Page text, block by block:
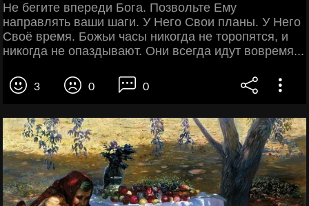
Не бегите впереди Бога. Позвольте Ему
направлять ваши шаги. У Него Свои планы. У Него
Своё время. Божьи часы никогда не торопятся, и
никогда не опаздывают. Они всегда идут вовремя...
3 0 0